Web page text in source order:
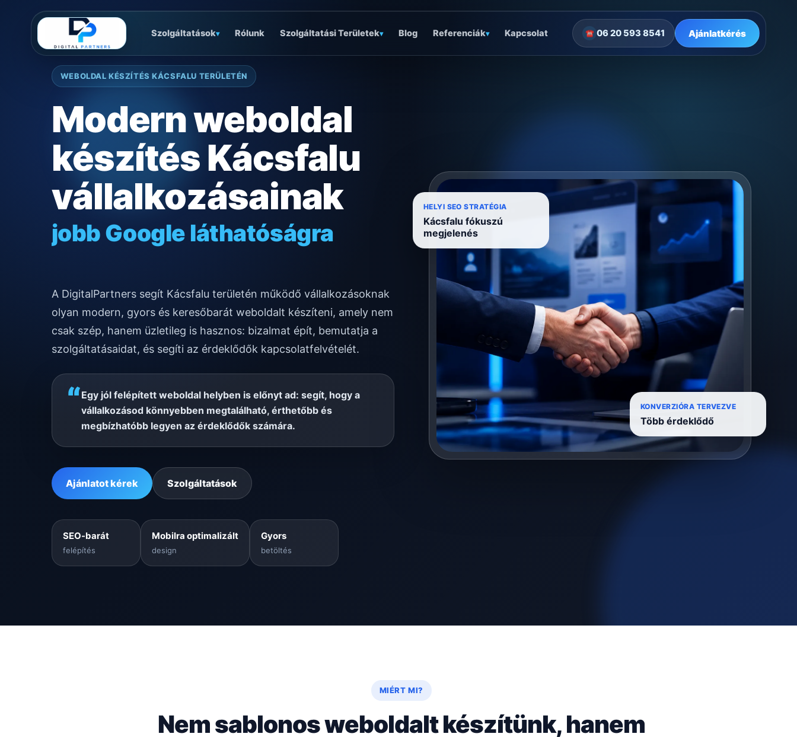
Szolgáltatások▾ Rólunk Szolgáltatási Területek▾ Blog Referenciák▾ Kapcsolat ☎ 06 20 593 8541 Ajánlatkérés
WEBOLDAL KÉSZÍTÉS KÁCSFALU TERÜLETÉN
Modern weboldal
készítés Kácsfalu
vállalkozásainak
jobb Google láthatóságra
gyors mobilos működésre
A DigitalPartners segít Kácsfalu területén működő vállalkozásoknak
olyan modern, gyors és keresőbarát weboldalt készíteni, amely nem
csak szép, hanem üzletileg is hasznos: bizalmat épít, bemutatja a
szolgáltatásaidat, és segíti az érdeklődők kapcsolatfelvételét.
“Egy jól felépített weboldal helyben is előnyt ad: segít, hogy a
vállalkozásod könnyebben megtalálható, érthetőbb és
megbízhatóbb legyen az érdeklődők számára.
Ajánlatot kérek Szolgáltatások
SEO-barát
felépítés
Mobilra optimalizált
design
Gyors
betöltés
HELYI SEO STRATÉGIA
Kácsfalu fókuszú
megjelenés
KONVERZIÓRA TERVEZVE
Több érdeklődő
MIÉRT MI?
Nem sablonos weboldalt készítünk, hanem